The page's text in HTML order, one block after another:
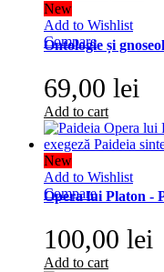
New
Add to Wishlist
Compare
Ontologie și
69,00 lei
Add to cart
New
Add to Wishlist
Compare
Opera lui Platon -
100,00 lei
Add to cart